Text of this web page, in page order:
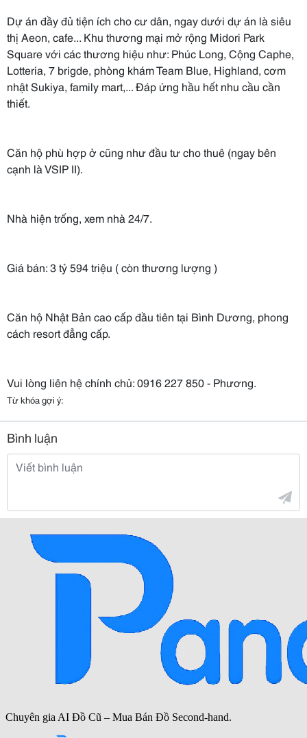
Dự án đầy đủ tiện ích cho cư dân, ngay dưới dự án là siêu
thị Aeon, cafe... Khu thương mại mở rộng Midori Park
Square với các thương hiệu như: Phúc Long, Cộng Caphe,
Lotteria, 7 brigde, phòng khám Team Blue, Highland, cơm
nhật Sukiya, family mart,... Đáp ứng hầu hết nhu cầu cần
thiết.
Căn hộ phù hợp ở cũng như đầu tư cho thuê (ngay bên
cạnh là VSIP II).
Nhà hiện trống, xem nhà 24/7.
Giá bán: 3 tỷ 594 triệu ( còn thương lượng )
Căn hộ Nhật Bản cao cấp đầu tiên tại Bình Dương, phong
cách resort đẳng cấp.
Vui lòng liên hệ chính chủ: 0916 227 850 - Phương.
Từ khóa gợi ý:
Bình luận